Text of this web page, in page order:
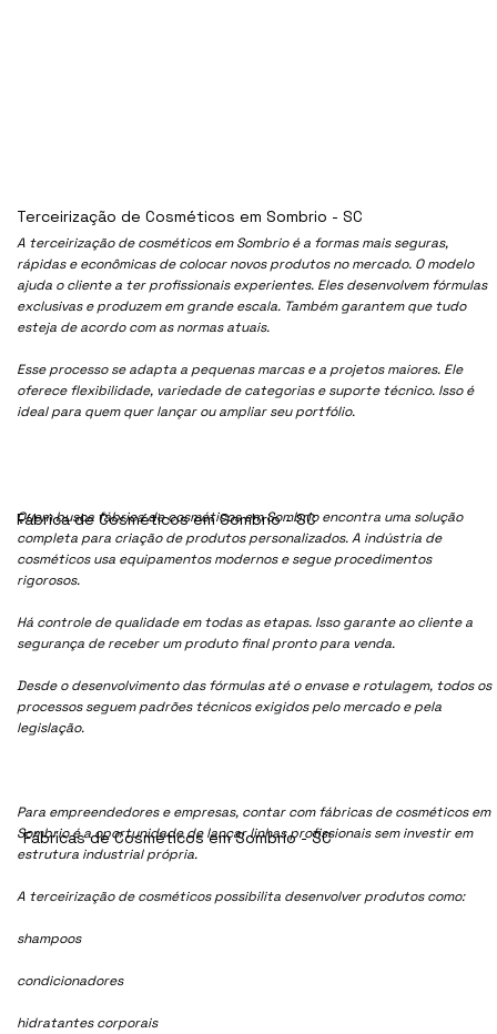
A terceirização de cosméticos em Sombrio é a formas mais seguras,
rápidas e econômicas de colocar novos produtos no mercado. O modelo
ajuda o cliente a ter profissionais experientes. Eles desenvolvem fórmulas
exclusivas e produzem em grande escala. Também garantem que tudo
esteja de acordo com as normas atuais.
Esse processo se adapta a pequenas marcas e a projetos maiores. Ele
oferece flexibilidade, variedade de categorias e suporte técnico. Isso é
ideal para quem quer lançar ou ampliar seu portfólio.
Quem busca fábrica de cosméticos em Sombrio encontra uma solução
completa para criação de produtos personalizados. A indústria de
cosméticos usa equipamentos modernos e segue procedimentos
rigorosos.
Há controle de qualidade em todas as etapas. Isso garante ao cliente a
segurança de receber um produto final pronto para venda.
Desde o desenvolvimento das fórmulas até o envase e rotulagem, todos os
processos seguem padrões técnicos exigidos pelo mercado e pela
legislação.
Para empreendedores e empresas, contar com fábricas de cosméticos em
Sombrio é a oportunidade de lançar linhas profissionais sem investir em
estrutura industrial própria.
A terceirização de cosméticos possibilita desenvolver produtos como:
shampoos
condicionadores
hidratantes corporais
Fábrica de Cosméticos em Sombrio - SC
Terceirização de Cosméticos em Sombrio - SC
Fábricas de Cosméticos em Sombrio - SC